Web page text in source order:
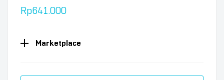
Rp641.000
Marketplace